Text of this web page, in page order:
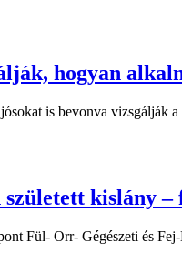
hogyan
is bevonva vizsgálják
született
Fül- Orr- Gégészeti és